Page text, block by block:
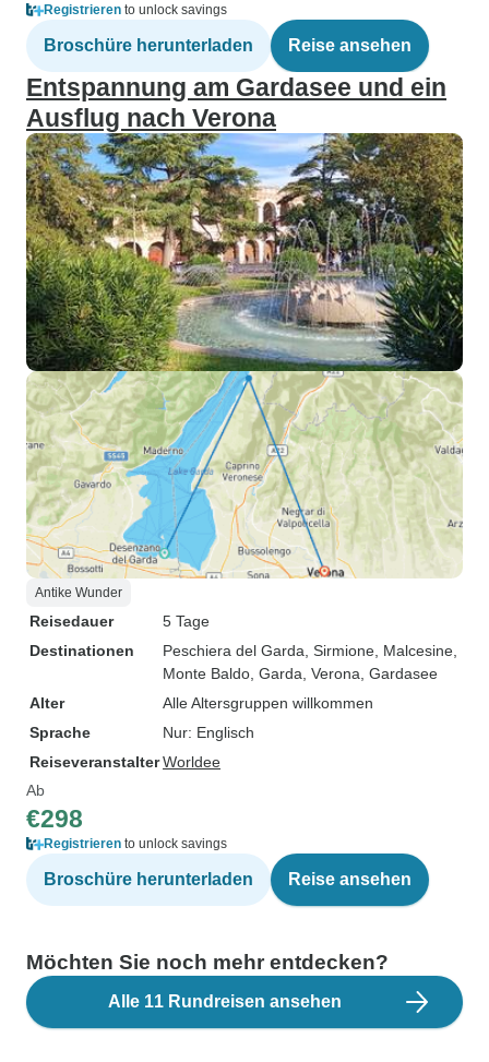
Registrieren to unlock savings
Broschüre herunterladen Reise ansehen
Entspannung am Gardasee und ein
Ausflug nach Verona
Antike Wunder
Reisedauer
5 Tage
Destinationen
Peschiera del Garda , Sirmione , Malcesine
Monte Baldo , Garda , Verona , Gardasee
Alter
Alle Altersgruppen willkommen
Sprache
Nur: Englisch
ReiseveranstalterWorldee
Ab
€298
Registrieren to unlock savings
Broschüre herunterladen Reise ansehen
Möchten Sie noch mehr entdecken?
Alle 11 Rundreisen ansehen